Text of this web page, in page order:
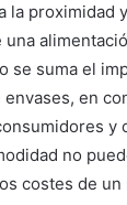
proximidad
suma el
en
y
no
costes de